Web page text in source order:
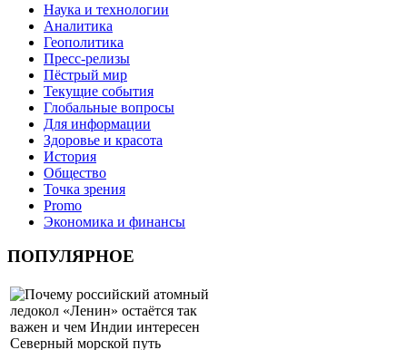
Наука и технологии
Аналитика
Геополитика
Пресс-релизы
Пёстрый мир
Текущие события
Глобальные вопросы
Для информации
Здоровье и красота
История
Общество
Точка зрения
Promo
Экономика и финансы
ПОПУЛЯРНОЕ